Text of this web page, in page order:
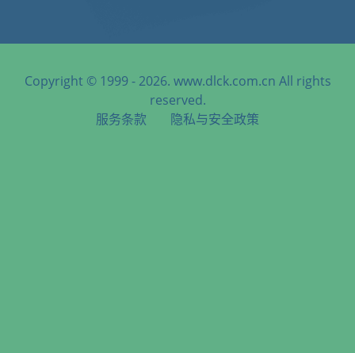
Copyright © 1999 - 2026. www.dlck.com.cn All rights
reserved.
服务条款
隐私与安全政策